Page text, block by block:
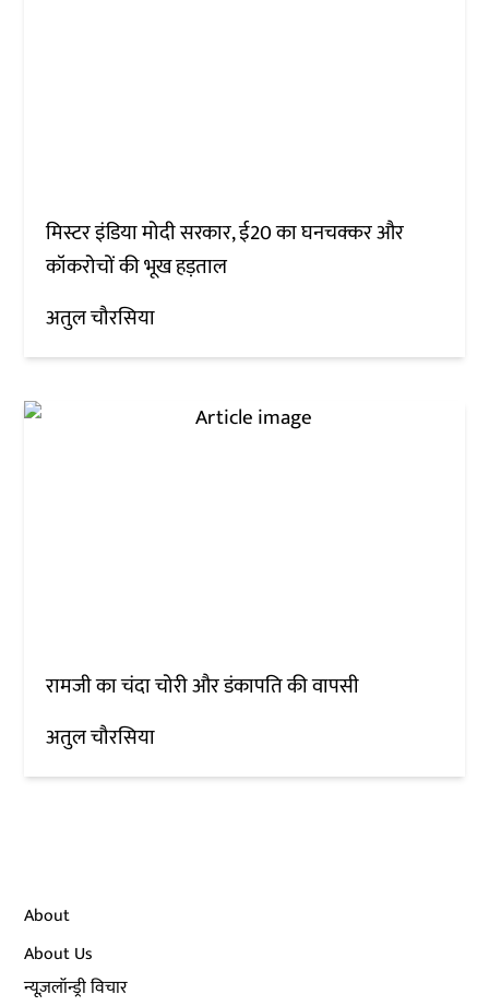
मिस्टर इंडिया मोदी सरकार, ई20 का घनचक्कर और
कॉकरोचों की भूख हड़ताल
अतुल चौरसिया
रामजी का चंदा चोरी और डंकापति की वापसी
अतुल चौरसिया
About
About Us
न्यूज़लॉन्ड्री विचार